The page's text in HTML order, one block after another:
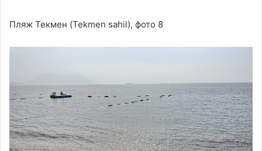
Пляж Текмен (Tekmen sahil), фото 8